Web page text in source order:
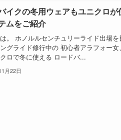
イクの冬用ウェアもユニクロ
ムをご紹介
。 ホノルルセンチュリーライド出場
グライド修行中の 初心者アラフォー
ロで冬に使える ロードバ...
月22日